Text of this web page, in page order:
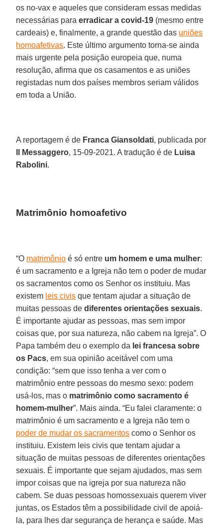
os no-vax e aqueles que consideram essas medidas
necessárias paraerradicar a covid-19 (mesmo entre
cardeais) e, finalmente, a grande questão das uniões
homoafetivas. Este último argumento torna-se ainda
mais urgente pela posição europeia que, numa
resolução, afirma que os casamentos e as uniões
registadas num dos países membros seriam válidos
em toda a União.
A reportagem é de Franca Giansoldati, publicada por
Il Messaggero, 15-09-2021. A tradução é de Luisa
Rabolini.
Matrimônio homoafetivo
“O matrimônio é só entre um homem e uma mulher:
é um sacramento e a Igreja não tem o poder de mudar
os sacramentos como os Senhor os instituiu. Mas
existem leis civis que tentam ajudar a situação de
muitas pessoas dediferentes orientações sexuais.
É importante ajudar as pessoas, mas sem impor
coisas que, por sua natureza, não cabem na Igreja”. O
Papa também deu o exemplo da lei francesa sobre
os Pacs, em sua opinião aceitável com uma
condição: “sem que isso tenha a ver com o
matrimônio entre pessoas do mesmo sexo: podem
usá-los, mas o matrimônio como sacramento é
homem-mulher”. Mais ainda. “Eu falei claramente: o
matrimônio é um sacramento e a Igreja não tem o
poder de mudar os sacramentos como o Senhor os
instituiu. Existem leis civis que tentam ajudar a
situação de muitas pessoas de diferentes orientações
sexuais. É importante que sejam ajudados, mas sem
impor coisas que na igreja por sua natureza não
cabem. Se duas pessoas homossexuais querem viver
juntas, os Estados têm a possibilidade civil de apoiá-
la, para lhes dar segurança de herança e saúde. Mas